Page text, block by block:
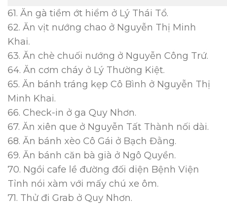
61. Ăn gà tiềm ớt hiểm ở Lý Thái Tổ.
62. Ăn vịt nướng chao ở Nguyễn Thị Minh
Khai.
63. Ăn chè chuối nướng ở Nguyễn Công Trứ.
64. Ăn cơm cháy ở Lý Thường Kiệt.
65. Ăn bánh tráng kẹp Cô Bình ở Nguyễn Thị
Minh Khai.
66. Check-in ở ga Quy Nhơn.
67. Ăn xiên que ở Nguyễn Tất Thành nối dài.
68. Ăn bánh xèo Cô Gái ở Bạch Đằng.
69. Ăn bánh căn bà già ở Ngô Quyền.
70. Ngồi cafe lề đường đối diện Bệnh Viện
Tỉnh nói xàm với mấy chú xe ôm.
71. Thử đi Grab ở Quy Nhơn.